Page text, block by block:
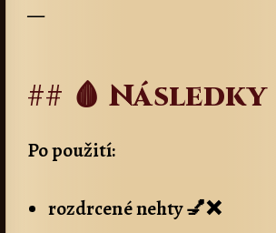
—
## 🩸 Následky
Po použití:
rozdrcené nehty 💅❌